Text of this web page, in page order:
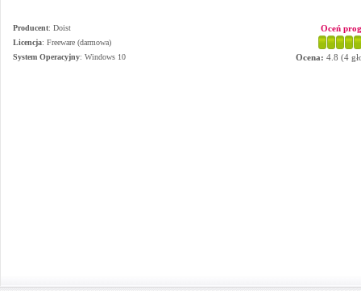
Producent: Doist
Licencja: Freeware (darmowa)
System Operacyjny: Windows 10
Oceń
Ocena: 4.8 (4